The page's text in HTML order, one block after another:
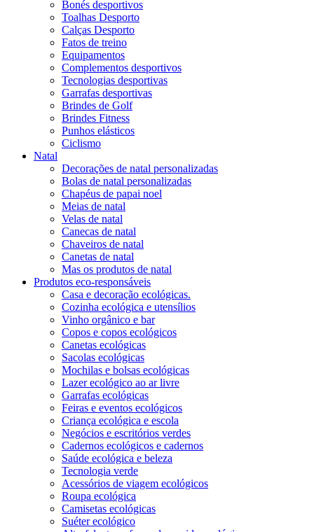
Bonés desportivos
Toalhas Desporto
Calças Desporto
Fatos de treino
Equipamentos
Complementos desportivos
Tecnologias desportivas
Garrafas desportivas
Brindes de Golf
Brindes Fitness
Punhos elásticos
Ciclismo
Natal
Decorações de natal personalizadas
Bolas de natal personalizadas
Chapéus de papai noel
Meias de natal
Velas de natal
Canecas de natal
Chaveiros de natal
Canetas de natal
Mas os produtos de natal
Produtos eco-responsáveis
Casa e decoração ecológicas.
Cozinha ecológica e utensílios
Vinho orgânico e bar
Copos e copos ecológicos
Canetas ecológicas
Sacolas ecológicas
Mochilas e bolsas ecológicas
Lazer ecológico ao ar livre
Garrafas ecológicas
Feiras e eventos ecológicos
Criança ecológica e escola
Negócios e escritórios verdes
Cadernos ecológicos e cadernos
Saúde ecológica e beleza
Tecnologia verde
Acessórios de viagem ecológicos
Roupa ecológica
Camisetas ecológicas
Suéter ecológico